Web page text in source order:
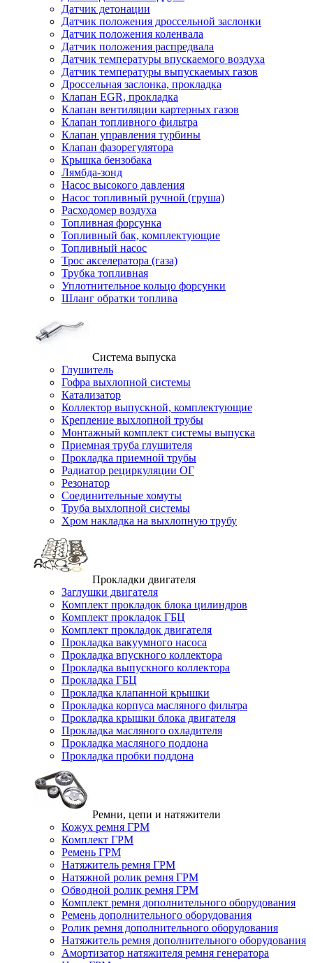
Датчик детонации
Датчик положения дроссельной заслонки
Датчик положения коленвала
Датчик положения распредвала
Датчик температуры впускаемого воздуха
Датчик температуры выпускаемых газов
Дроссельная заслонка, прокладка
Клапан EGR, прокладка
Клапан вентиляции картерных газов
Клапан топливного фильтра
Клапан управления турбины
Клапан фазорегулятора
Крышка бензобака
Лямбда-зонд
Насос высокого давления
Насос топливный ручной (груша)
Расходомер воздуха
Топливная форсунка
Топливный бак, комплектующие
Топливный насос
Трос акселератора (газа)
Трубка топливная
Уплотнительное кольцо форсунки
Шланг обратки топлива
Система выпуска
Глушитель
Гофра выхлопной системы
Катализатор
Коллектор выпускной, комплектующие
Крепление выхлопной трубы
Монтажный комплект системы выпуска
Приемная труба глушителя
Прокладка приемной трубы
Радиатор рециркуляции ОГ
Резонатор
Соединительные хомуты
Труба выхлопной системы
Хром накладка на выхлопную трубу
Прокладки двигателя
Заглушки двигателя
Комплект прокладок блока цилиндров
Комплект прокладок ГБЦ
Комплект прокладок двигателя
Прокладка вакуумного насоса
Прокладка впускного коллектора
Прокладка выпускного коллектора
Прокладка ГБЦ
Прокладка клапанной крышки
Прокладка корпуса масляного фильтра
Прокладка крышки блока двигателя
Прокладка масляного охладителя
Прокладка масляного поддона
Прокладка пробки поддона
Ремни, цепи и натяжители
Кожух ремня ГРМ
Комплект ГРМ
Ремень ГРМ
Натяжитель ремня ГРМ
Натяжной ролик ремня ГРМ
Обводной ролик ремня ГРМ
Комплект ремня дополнительного оборудования
Ремень дополнительного оборудования
Ролик ремня дополнительного оборудования
Натяжитель ремня дополнительного оборудования
Амортизатор натяжителя ремня генератора